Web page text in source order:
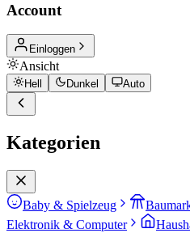
Account
Einloggen
Ansicht
Hell Dunkel Auto
Kategorien
Baby & Spielzeug
Elektronik & Computer